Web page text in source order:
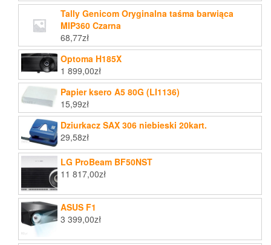
Tally Genicom Oryginalna taśma barwiąca
MIP360 Czarna
68,77zł
Optoma H185X
1 899,00zł
Papier ksero A5 80G (LI1136)
15,99zł
Dziurkacz SAX 306 niebieski 20kart.
29,58zł
LG ProBeam BF50NST
11 817,00zł
ASUS F1
3 399,00zł